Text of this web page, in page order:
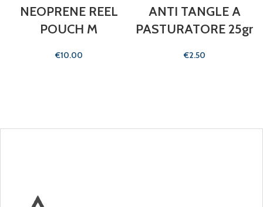
NEOPRENE REEL
POUCH M
€
ANTI TANGLE A
PASTURATORE 25gr
€